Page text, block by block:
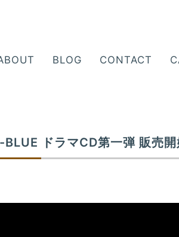
BLOG CONTACT
ドラマCD第一弾 販売開